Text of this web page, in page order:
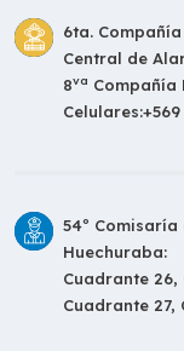
6ta.
Central de
8va Compañía
Celulares:
54º Comisaría
Huechuraba:
Cuadrante 26,
Cuadrante 27,